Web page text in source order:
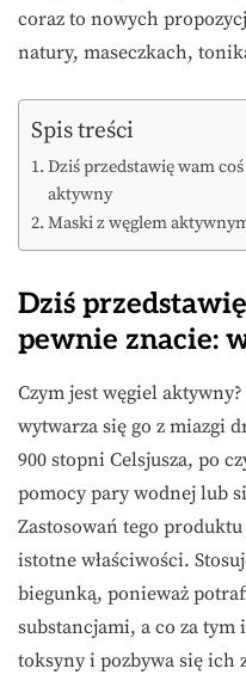
coraz to nowych
natury, maseczkach,
Spis treści
Dziś przedstawię wam
aktywny
Maski z węglem
Dziś
pewnie znacie:
Czym jest węgiel
wytwarza się go z miazgi
900 stopni Celsjusza, po
pomocy pary wodnej lub
Zastosowań tego
istotne właściwości.
biegunką, ponieważ
substancjami, a co za tym
toksyny i pozbywa się ich